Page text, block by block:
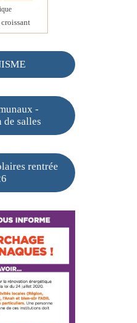
-
de salles
rentrée